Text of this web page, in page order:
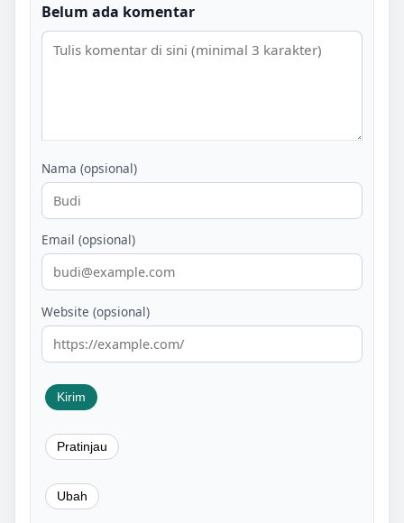
Belum ada komentar
Nama (opsional)
Email (opsional)
Website (opsional)